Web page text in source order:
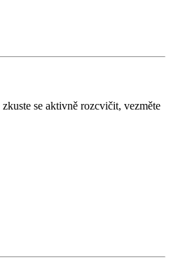
se aktivně rozcvičit, vezměte